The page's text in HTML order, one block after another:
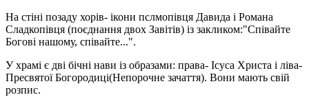
На стіні позаду хорів- ікони пслмопівця Давида і Романа
Сладкопівця (поєднання двох Завітів) із закликом:"Співайте
Богові нашому, співайте...".
У храмі є дві бічні нави із образами: права- Ісуса Христа і ліва-
Пресвятої Богородиці(Непорочне зачаття). Вони мають свій
розпис.